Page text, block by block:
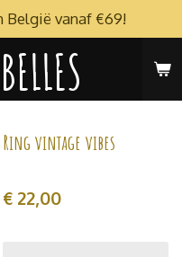
België vanaf €69!
Ring vintage vibes
€ 22,00